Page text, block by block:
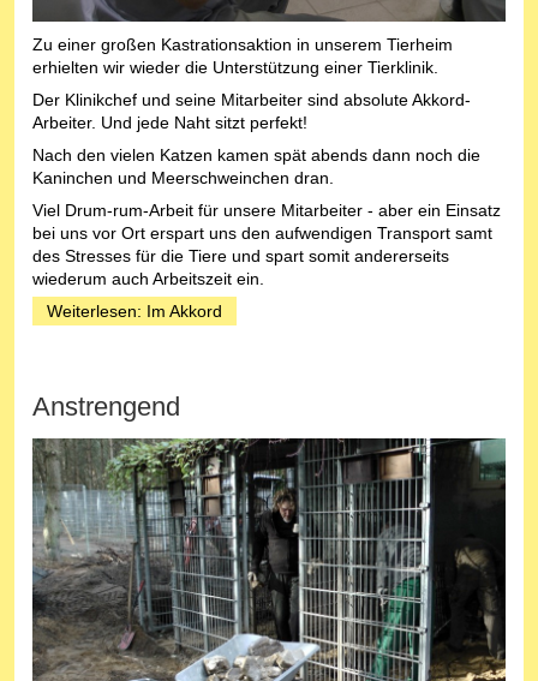
Zu einer großen Kastrationsaktion in unserem Tierheim
erhielten wir wieder die Unterstützung einer Tierklinik.
Der Klinikchef und seine Mitarbeiter sind absolute Akkord-
Arbeiter. Und jede Naht sitzt perfekt!
Nach den vielen Katzen kamen spät abends dann noch die
Kaninchen und Meerschweinchen dran.
Viel Drum-rum-Arbeit für unsere Mitarbeiter - aber ein Einsatz
bei uns vor Ort erspart uns den aufwendigen Transport samt
des Stresses für die Tiere und spart somit andererseits
wiederum auch Arbeitszeit ein.
Weiterlesen: Im Akkord
Anstrengend